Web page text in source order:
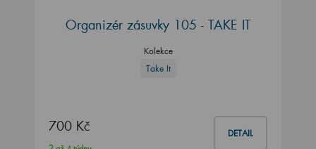
Organizér zásuvky 105 - TAKE IT
Kolekce
Take It
700 Kč DETAIL